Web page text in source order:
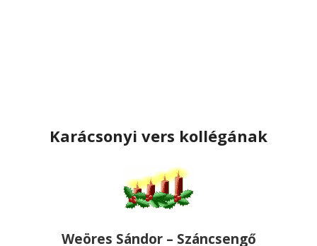
Karácsonyi vers kollégának
Weöres Sándor – Száncsengő